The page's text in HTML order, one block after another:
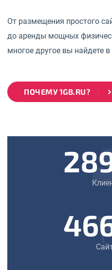
От размещения простого
до аренды мощных
многое другое вы найдете
ПОЧЕМУ 1GB.RU?